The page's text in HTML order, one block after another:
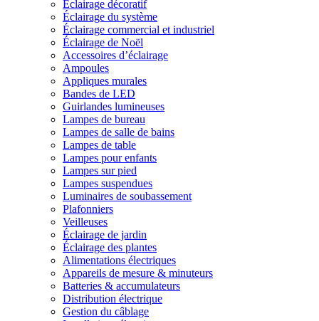
Éclairage décoratif
Éclairage du système
Éclairage commercial et industriel
Éclairage de Noël
Accessoires d’éclairage
Ampoules
Appliques murales
Bandes de LED
Guirlandes lumineuses
Lampes de bureau
Lampes de salle de bains
Lampes de table
Lampes pour enfants
Lampes sur pied
Lampes suspendues
Luminaires de soubassement
Plafonniers
Veilleuses
Éclairage de jardin
Éclairage des plantes
Alimentations électriques
Appareils de mesure & minuteurs
Batteries & accumulateurs
Distribution électrique
Gestion du câblage